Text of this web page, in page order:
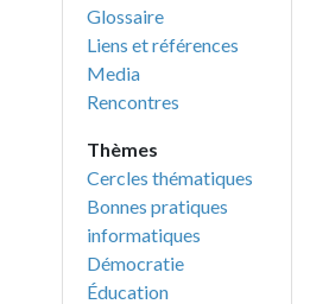
Liens et références
Rencontres
Cercles thématiques
Bonnes pratiques
informatiques
Démocratie
Éducation